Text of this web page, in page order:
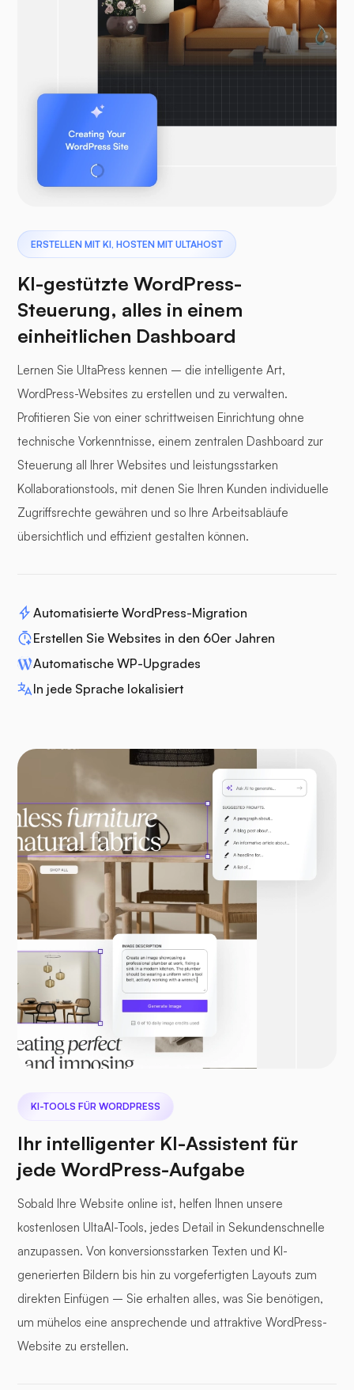
ERSTELLEN MIT KI, HOSTEN MIT ULTAHOST
KI-gestützte WordPress-
Steuerung, alles in einem
einheitlichen Dashboard
Lernen Sie UltaPress kennen – die intelligente Art,
WordPress-Websites zu erstellen und zu verwalten.
Profitieren Sie von einer schrittweisen Einrichtung ohne
technische Vorkenntnisse, einem zentralen Dashboard zur
Steuerung all Ihrer Websites und leistungsstarken
Kollaborationstools, mit denen Sie Ihren Kunden individuelle
Zugriffsrechte gewähren und so Ihre Arbeitsabläufe
übersichtlich und effizient gestalten können.
Automatisierte WordPress-Migration
Erstellen Sie Websites in den 60er Jahren
Automatische WP-Upgrades
In jede Sprache lokalisiert
KI-TOOLS FÜR WORDPRESS
Ihr intelligenter KI-Assistent für
jede WordPress-Aufgabe
Sobald Ihre Website online ist, helfen Ihnen unsere
kostenlosen UltaAI-Tools, jedes Detail in Sekundenschnelle
anzupassen. Von konversionsstarken Texten und KI-
generierten Bildern bis hin zu vorgefertigten Layouts zum
direkten Einfügen – Sie erhalten alles, was Sie benötigen,
um mühelos eine ansprechende und attraktive WordPress-
Website zu erstellen.